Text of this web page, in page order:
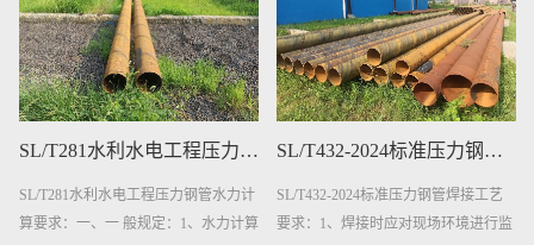
SL/T432-2024标准压力钢管焊接工艺要求
SL/T432-2024标准压力钢管焊接工艺
要求：1、焊接时应对现场环境进行监
三层结构聚乙烯(3PE)防腐钢管质量检验
三层结构聚乙烯(3PE)防腐钢管质量检
验：1、钢管表面处理的质量检验：